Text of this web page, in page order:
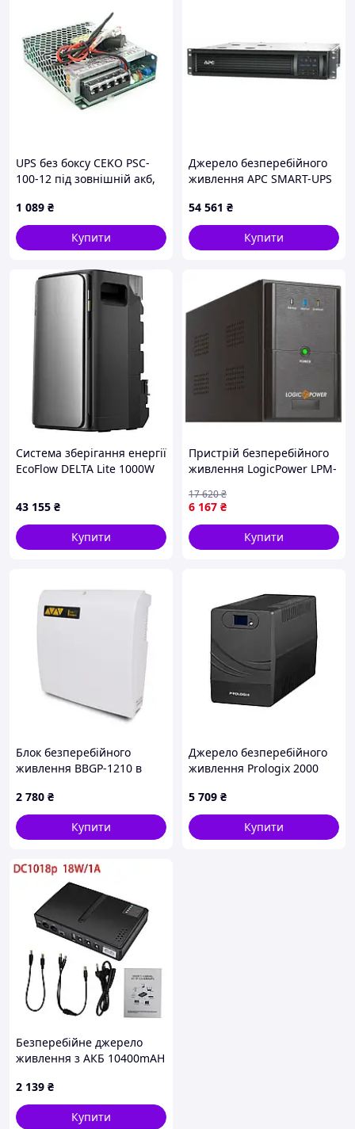
UPS без боксу CEKO PSC-
100-12 під зовнішній акб,
струм заряду акб 13.8V/2А,
метал, 129×97×30 мм
1 089 ₴
Купити
Джерело безперебійного
живлення APC SMART-UPS
54 561 ₴
Купити
Система зберігання енергії
EcoFlow DELTA Lite 1000W
(EFSTREAMPRO800W-EU) —
Доступний
43 155 ₴
Купити
Пристрій безперебійного
живлення LogicPower LPM-
6 167 ₴
17 620₴
Купити
Блок безперебійного
живлення BBGP-1210 в
10А, під 18Ач акумулятор
2 780 ₴
Купити
Джерело безперебійного
живлення Prologix 2000
5 709 ₴
Купити
Безперебійне джерело
живлення з АКБ 10400mAH
2 139 ₴
Купити